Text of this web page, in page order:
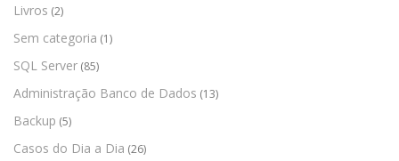
Livros (2)
Sem categoria (1)
SQL Server (85)
Administração Banco de Dados (13)
Backup (5)
Casos do Dia a Dia (26)